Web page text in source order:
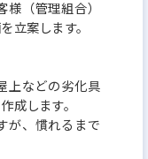
（管理組合）
立案します。
上などの劣化具
成します。
、慣れるまで